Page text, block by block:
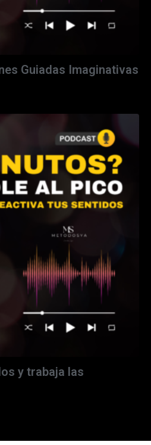
Guiadas Imaginativas
y trabaja las